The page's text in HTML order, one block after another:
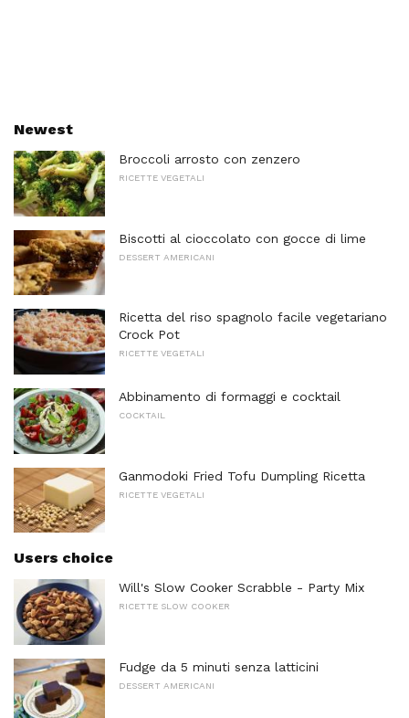
Newest
Broccoli arrosto con zenzero
RICETTE VEGETALI
Biscotti al cioccolato con gocce di lime
DESSERT AMERICANI
Ricetta del riso spagnolo facile vegetariano
Crock Pot
RICETTE VEGETALI
Abbinamento di formaggi e cocktail
COCKTAIL
Ganmodoki Fried Tofu Dumpling Ricetta
RICETTE VEGETALI
Users choice
Will's Slow Cooker Scrabble - Party Mix
RICETTE SLOW COOKER
Fudge da 5 minuti senza latticini
DESSERT AMERICANI